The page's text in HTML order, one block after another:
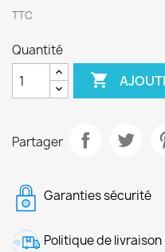
TTC
Quantité

Partager
Garanties sécurité
Politique de livraison